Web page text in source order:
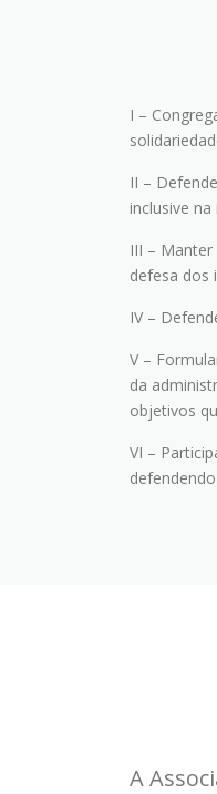
I –
II –
inclusive
III –
defesa dos
IV –
V –
da
objetivos
VI –
A